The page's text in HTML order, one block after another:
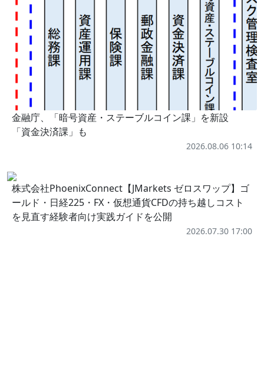
金融庁、「暗号資産・ステーブルコイン課」を新設
「資金決済課」も
2026.08.06 10:14
株式会社PhoenixConnect【JMarkets ゼロスワップ】ゴ
ールド・日経225・FX・仮想通貨CFDの持ち越しコスト
を見直す経験者向け実践ガイドを公開
2026.07.30 17:00